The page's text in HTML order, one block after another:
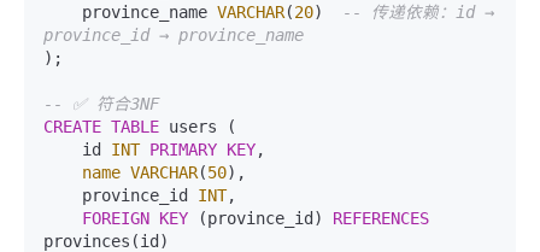
    province_name
VARCHAR(20)
-- 传递依赖：id →
province_id → province_name
);
-- ✅ 符合3NF
CREATE TABLE users (
    id
INT PRIMARY KEY,
name VARCHAR(50),
    province_id
INT,
FOREIGN KEY (province_id) REFERENCES
provinces(id)